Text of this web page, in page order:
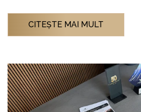
CITEŞTE MAI MULT